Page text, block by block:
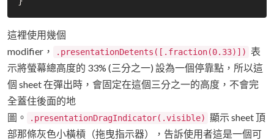
這裡使用幾個
modifier，
.presentationDetents([.fraction(0.33)]) 表
示將螢幕總高度的 33% (三分之一) 設為一個停靠點，所以這
個 sheet 在彈出時，會固定在這個三分之一的高度，不會完
全蓋住後面的地
圖。
.presentationDragIndicator(.visible) 顯示 sheet 頂
部那條灰色小橫槓（拖曳指示器），告訴使用者這是一個可